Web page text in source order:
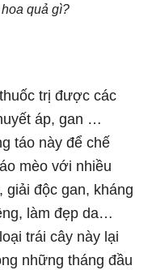
quả gì?
trị được các
áp, gan …
táo này để chế
mèo với nhiều
giải độc gan, kháng
làm đẹp da…
trái cây này lại
những tháng đầu